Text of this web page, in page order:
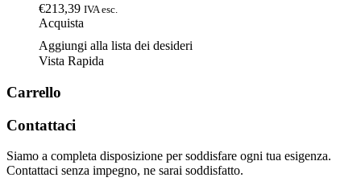
€213,39 IVA esc.
Acquista
Aggiungi alla lista dei desideri
Vista Rapida
Carrello
Contattaci
Siamo a completa disposizione per soddisfare ogni tua esigenza.
Contattaci senza impegno, ne sarai soddisfatto.